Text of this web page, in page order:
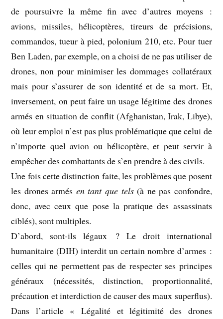
de poursuivre la même fin avec d’autres moyens :
avions, missiles, hélicoptères, tireurs de précisions,
commandos, tueur à pied, polonium 210, etc. Pour tuer
Ben Laden, par exemple, on a choisi de ne pas utiliser de
drones, non pour minimiser les dommages collatéraux
mais pour s’assurer de son identité et de sa mort. Et,
inversement, on peut faire un usage légitime des drones
armés en situation de conflit (Afghanistan, Irak, Libye),
où leur emploi n’est pas plus problématique que celui de
n’importe quel avion ou hélicoptère, et peut servir à
empêcher des combattants de s’en prendre à des civils.
Une fois cette distinction faite, les problèmes que posent
les drones armés en tant que tels(à ne pas confondre,
donc, avec ceux que pose la pratique des assassinats
ciblés), sont multiples.
D’abord, sont-ils légaux ? Le droit international
humanitaire (DIH) interdit un certain nombre d’armes :
celles qui ne permettent pas de respecter ses principes
généraux (nécessités, distinction, proportionnalité,
précaution et interdiction de causer des maux superflus).
Dans l’article « Légalité et légitimité des drones